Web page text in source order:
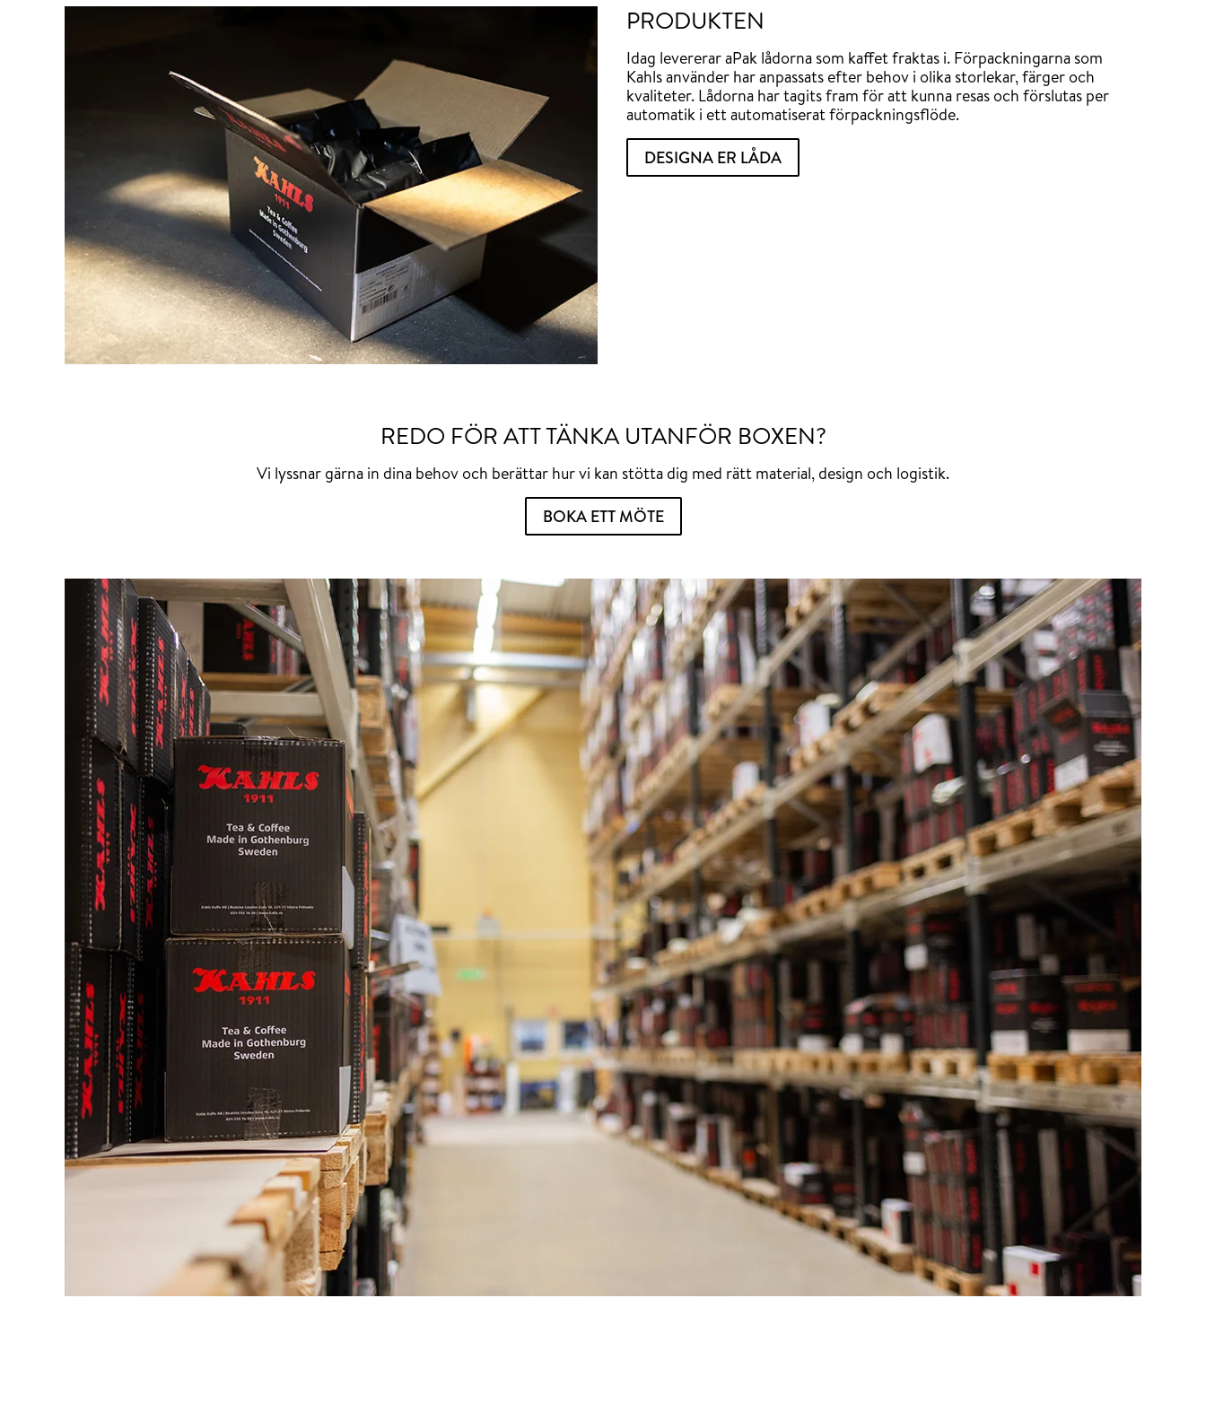
PRODUKTEN
Idag levererar aPak lådorna som kaffet fraktas i. Förpackningarna som
Kahls använder har anpassats efter behov i olika storlekar, färger och
kvaliteter. Lådorna har tagits fram för att kunna resas och förslutas per
automatik i ett automatiserat förpackningsflöde.
DESIGNA ER LÅDA
REDO FÖR ATT TÄNKA UTANFÖR BOXEN?
Vi lyssnar gärna in dina behov och berättar hur vi kan stötta dig med rätt material, design och logistik.
BOKA ETT MÖTE